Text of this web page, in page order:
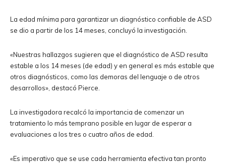
La edad mínima para garantizar un diagnóstico confiable de ASD
se dio a partir de los 14 meses, concluyó la investigación.
«Nuestras hallazgos sugieren que el diagnóstico de ASD resulta
estable a los 14 meses (de edad) y en general es más estable que
otros diagnósticos, como las demoras del lenguaje o de otros
desarrollos», destacó Pierce.
La investigadora recalcó la importancia de comenzar un
tratamiento lo más temprano posible en lugar de esperar a
evaluaciones a los tres o cuatro años de edad.
«Es imperativo que se use cada herramienta efectiva tan pronto